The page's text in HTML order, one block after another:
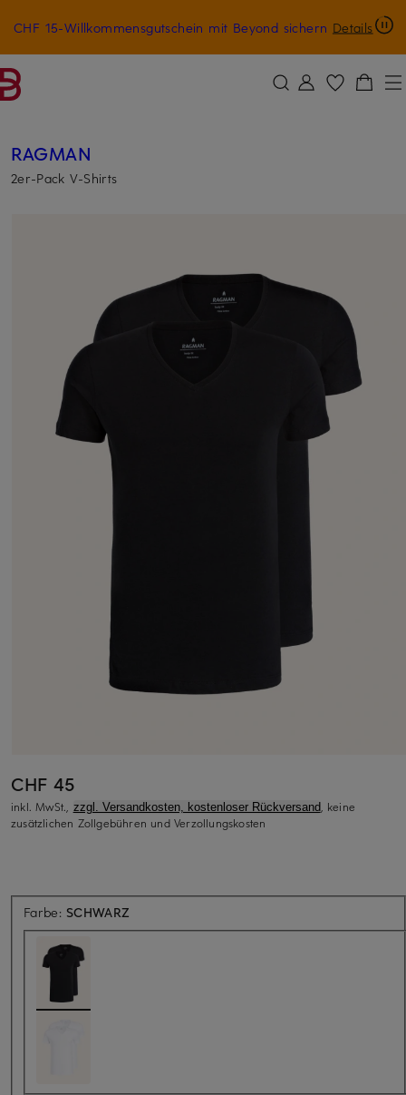
ZUM HAUPTINHALT ÜBERSPRINGEN ZUM SUCHFELD ÜBERSPRINGEN
CHF 15-Willkommensgutschein mit Beyond sichern Details
RAGMAN
2er-Pack V-Shirts
CHF 45
inkl. MwSt., zzgl. Versandkosten, kostenloser Rückversand, keine
zusätzlichen Zollgebühren und Verzollungskosten
Farbe: SCHWARZ